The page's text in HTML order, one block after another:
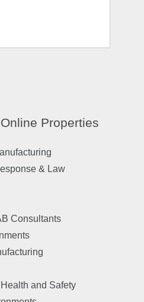
Properties
& Law
Consultants
and Safety